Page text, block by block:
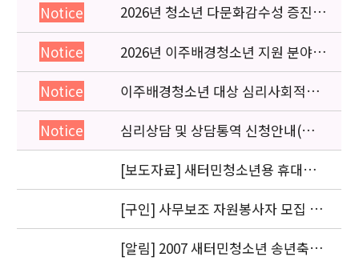
Notice
2026년 청소년 다문화감수성 증진
프로그램 「다가감」신청기관 안내
Notice
2026년 이주배경청소년 지원 분야
종사자 역량강화 교육 일정 안내
Notice
이주배경청소년 대상 심리사회적응
검사 연수동영상 개편 안내
Notice
심리상담 및 상담통역 신청안내(의뢰
서첨부)
[보도자료] 새터민청소년용 휴대폰
매뉴얼 남북 출신 청소년들이 공동
제작
[구인] 사무보조 자원봉사자 모집 안
내
[알림] 2007 새터민청소년 송년축제